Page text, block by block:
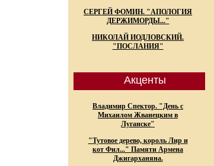
СЕРГЕЙ ФОМИН. "АПОЛОГИЯ
ДЕРЖИМОРДЫ..."
НИКОЛАЙ ИОДЛОВСКИЙ.
"ПОСЛАНИЯ"
Акценты
Владимир Спектор. "День с
Михаилом Жванецким в
Луганске"
"Тутовое дерево, король Лир и
кот Фил..." Памяти Армена
Джигарханяна.